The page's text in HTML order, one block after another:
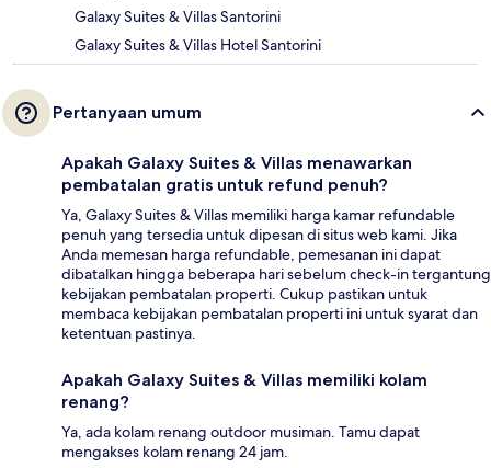
Galaxy Suites & Villas Santorini
Galaxy Suites & Villas Hotel Santorini
Pertanyaan umum
Apakah Galaxy Suites & Villas menawarkan
pembatalan gratis untuk refund penuh?
Ya, Galaxy Suites & Villas memiliki harga kamar refundable
penuh yang tersedia untuk dipesan di situs web kami. Jika
Anda memesan harga refundable, pemesanan ini dapat
dibatalkan hingga beberapa hari sebelum check-in tergantung
kebijakan pembatalan properti. Cukup pastikan untuk
membaca kebijakan pembatalan properti ini untuk syarat dan
ketentuan pastinya.
Apakah Galaxy Suites & Villas memiliki kolam
renang?
Ya, ada kolam renang outdoor musiman. Tamu dapat
mengakses kolam renang 24 jam.